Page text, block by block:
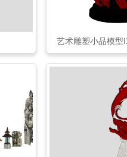
艺术雕塑小品模型